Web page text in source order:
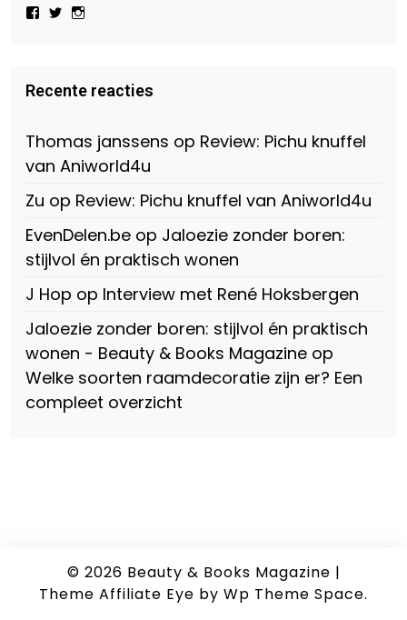
Bekijk
Beauty-
147775071915783/?
Facebook
Bekijk
op
Twitter
op
Instagram
Recente reacties
Thomas janssens op Review: Pichu knuffel
van Aniworld4u
Zu op Review: Pichu knuffel van Aniworld4u
EvenDelen.be op Jaloezie zonder boren:
stijlvol én praktisch wonen
J Hop op Interview met René Hoksbergen
Jaloezie zonder boren: stijlvol én praktisch
wonen - Beauty & Books Magazine op
Welke soorten raamdecoratie zijn er? Een
compleet overzicht
© 2026 Beauty & Books Magazine |
Theme Affiliate Eye by Wp Theme Space.